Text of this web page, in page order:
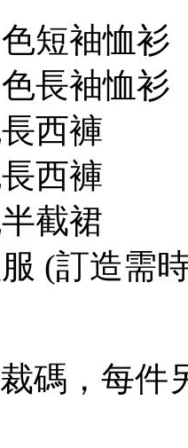
白色短
白色長
色長
色長
色半
服 (訂造需
碼，每件